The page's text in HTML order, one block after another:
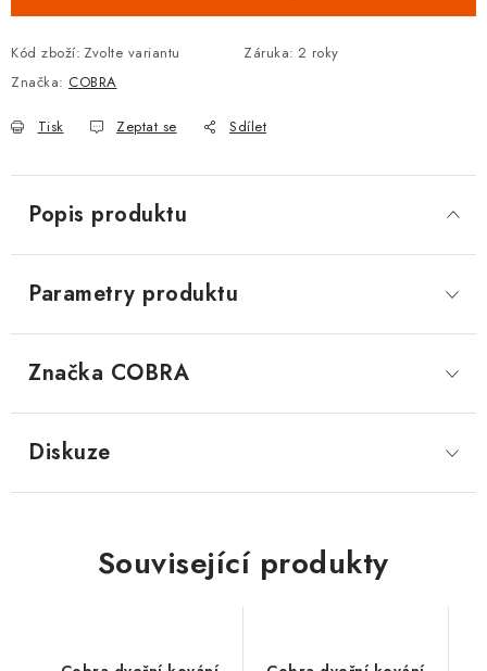
ZNAČKY
Kontakt O nás OP GDPR
Kód zboží: Zvolte variantu Záruka: 2 roky
Značka: COBRA
Tisk Zeptat se Sdílet
Popis produktu
Parametry produktu
Značka COBRA
Diskuze
Související produkty